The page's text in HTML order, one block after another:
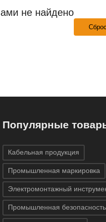
не найдено
Популярные
Кабельная продукция
Промышленная маркировка
Электромонтажный
Промышленная безопасность